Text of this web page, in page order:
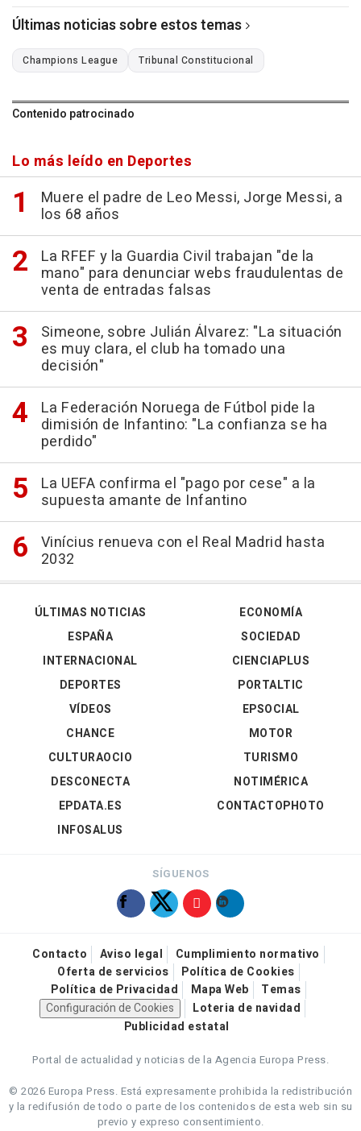
Últimas noticias sobre estos temas
Champions League Tribunal Constitucional
Contenido patrocinado
Lo más leído en Deportes
Muere el padre de Leo Messi, Jorge Messi, a
los 68 años
La RFEF y la Guardia Civil trabajan "de la
mano" para denunciar webs fraudulentas de
venta de entradas falsas
Simeone, sobre Julián Álvarez: "La situación
es muy clara, el club ha tomado una
decisión"
La Federación Noruega de Fútbol pide la
dimisión de Infantino: "La confianza se ha
perdido"
La UEFA confirma el "pago por cese" a la
supuesta amante de Infantino
Vinícius renueva con el Real Madrid hasta
2032
ÚLTIMAS NOTICIAS
ESPAÑA
INTERNACIONAL
DEPORTES
VÍDEOS
ECONOMÍA
SOCIEDAD
CIENCIAPLUS
PORTALTIC
EPSOCIAL
CHANCE
CULTURAOCIO
DESCONECTA
EPDATA.ES
INFOSALUS
MOTOR
TURISMO
NOTIMÉRICA
CONTACTOPHOTO
SÍGUENOS
Contacto Aviso legal
Cumplimiento normativo
Oferta de servicios
Política de Cookies
Política de Privacidad
Mapa Web
Temas
Configuración de Cookies
Loteria de navidad
Publicidad estatal
Portal de actualidad y noticias de la Agencia Europa Press.
© 2026 Europa Press. Está expresamente prohibida la redistribución
y la redifusión de todo o parte de los contenidos de esta web sin su
previo y expreso consentimiento.